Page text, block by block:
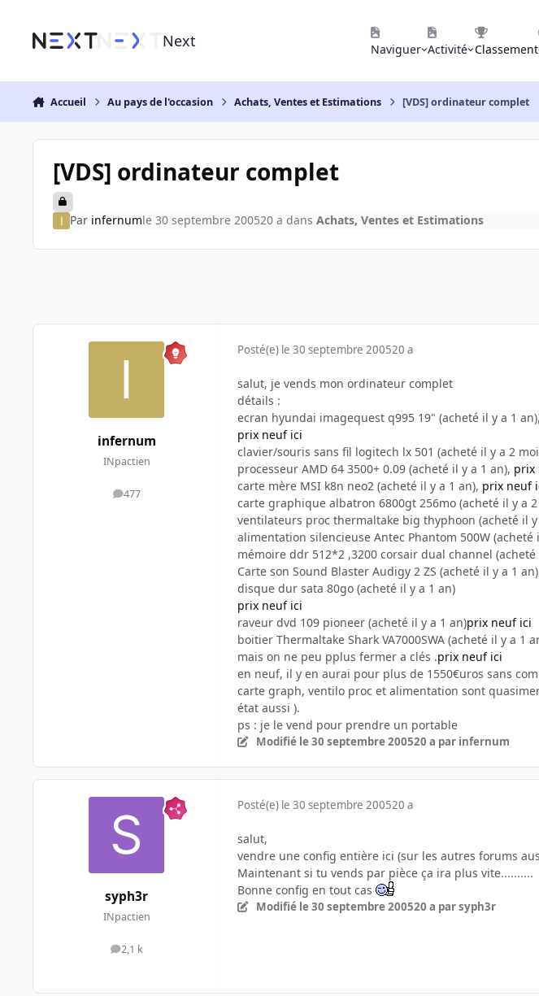
Next Naviguer Activité Classement
Accueil Au pays de l'occasion Achats, Ventes et Estimations [VDS] ordinateur complet
[VDS] ordinateur complet
Par infernumle 30 septembre 200520 a dans Achats, Ventes et Estimations
infernum
INpactien
477
messages
Posté(e) le 30 septembre 200520 a
salut, je vends mon ordinateur complet
détails :
ecran hyundai imagequest q995 19" (acheté il y a 1 an),
prix neuf ici
clavier/souris sans fil logitech lx 501 (acheté il y a 2
processeur AMD 64 3500+ 0.09 (acheté il y a 1 an), prix
carte mère MSI k8n neo2 (acheté il y a 1 an), prix neuf
carte graphique albatron 6800gt 256mo (acheté il y a 2
ventilateurs proc thermaltake big thyphoon (acheté il y
alimentation silencieuse Antec Phantom 500W (acheté
mémoire ddr 512*2 ,3200 corsair dual channel (acheté
Carte son Sound Blaster Audigy 2 ZS (acheté il y a 1
disque dur sata 80go (acheté il y a 1 an)
prix neuf ici
raveur dvd 109 pioneer (acheté il y a 1 an)prix neuf ici
boitier Thermaltake Shark VA7000SWA (acheté il y a
mais on ne peu pplus fermer a clés .prix neuf ici
en neuf, il y en aurai pour plus de 1550€uros sans
carte graph, ventilo proc et alimentation sont
état aussi ).
ps : je le vend pour prendre un portable
Modifié le 30 septembre 200520 a par infernum
syph3r
INpactien
2,1 k
messages
Posté(e) le 30 septembre 200520 a
salut,
vendre une config entière ici (sur les autres forums
Maintenant si tu vends par pièce ça ira plus vite..........
Bonne config en tout cas
Modifié le 30 septembre 200520 a par syph3r